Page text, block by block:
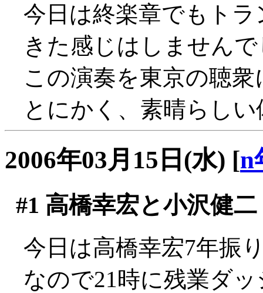
今日は終楽章でもト
きた感じはしません
この演奏を東京の聴
とにかく、素晴らし
2006年03月15日(水) [n
#1 高橋幸宏と小沢健二
今日は高橋幸宏7年振
なので21時に残業ダ